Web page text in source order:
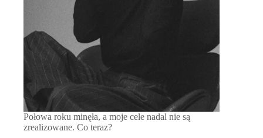
Połowa roku minęła, a moje cele nadal nie są
zrealizowane. Co teraz?